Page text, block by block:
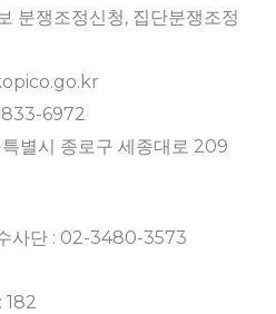
분쟁조정신청, 집단분쟁조정
6972
별시 종로구 세종대로 209
사단 : 02-3480-3573
182